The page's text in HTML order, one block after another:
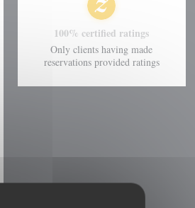
100% certified ratings
Only clients having made
reservations provided ratings